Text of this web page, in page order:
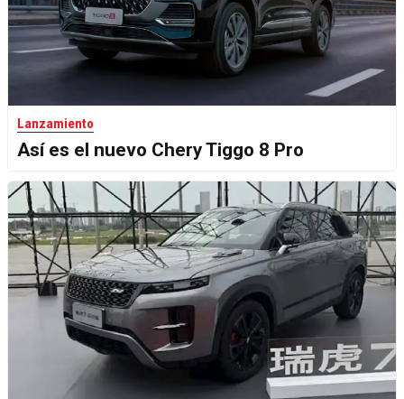
Lanzamiento
Así es el nuevo Chery Tiggo 8 Pro